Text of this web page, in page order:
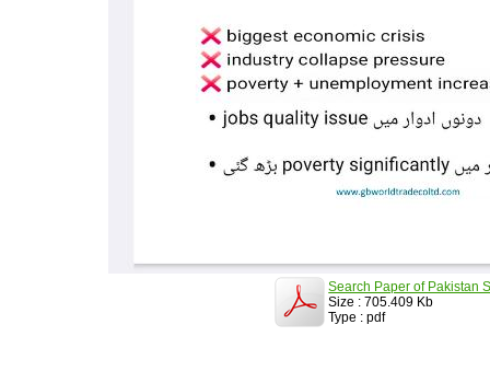
Search Paper of Pakistan
Size : 705.409 Kb
Type : pdf